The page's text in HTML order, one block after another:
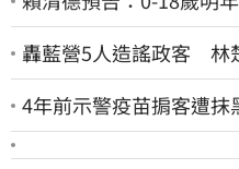
轟藍營5人造謠政客 林
4年前示警疫苗掮客遭